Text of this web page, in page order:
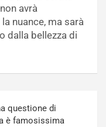
avrà
nuance, ma sarà
dalla bellezza di
questione di
è famosissima